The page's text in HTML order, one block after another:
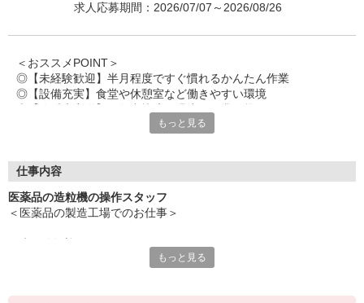
求人応募期間：2026/07/07～2026/08/26
＜おススメPOINT＞
◎【未経験歓迎】半月程度ですぐ慣れるかんたん作業
◎【設備充実】食堂や休憩室など働きやすい環境
◎【履歴書不要】書類準備は不要で気軽に応募
STEP1：応募（Web・お電話）
STEP2：面談・登録（Web・対面・出張登録OK）
STEP4：お仕事スタート！
・まずはお仕事の相談をしたい
もっと見る
仕事内容
医薬品の造粒機の操作スタッフ
＜医薬品の製造工場でのお仕事＞
もっと見る